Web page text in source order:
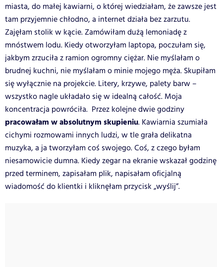
miasta, do małej kawiarni, o której wiedziałam, że zawsze jest
tam przyjemnie chłodno, a internet działa bez zarzutu.
Zajęłam stolik w kącie. Zamówiłam dużą lemoniadę z
mnóstwem lodu. Kiedy otworzyłam laptopa, poczułam się,
jakbym zrzuciła z ramion ogromny ciężar. Nie myślałam o
brudnej kuchni, nie myślałam o minie mojego męża. Skupiłam
się wyłącznie na projekcie. Litery, krzywe, palety barw –
wszystko nagle układało się w idealną całość. Moja
koncentracja powróciła. Przez kolejne dwie godziny
pracowałam w absolutnym skupieniu. Kawiarnia szumiała
cichymi rozmowami innych ludzi, w tle grała delikatna
muzyka, a ja tworzyłam coś swojego. Coś, z czego byłam
niesamowicie dumna. Kiedy zegar na ekranie wskazał godzinę
przed terminem, zapisałam plik, napisałam oficjalną
wiadomość do klientki i kliknęłam przycisk „wyślij”.